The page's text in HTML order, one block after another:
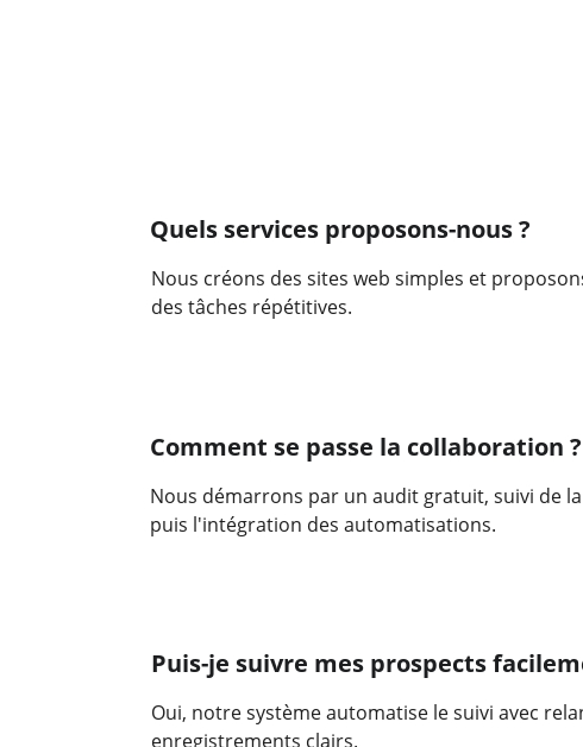
Quels services proposons-nous ?
Nous créons des sites web simples et
des tâches répétitives.
Comment se passe la collaboration ?
Nous démarrons par un audit gratuit, suivi de
puis l'intégration des automatisations.
Puis-je suivre mes prospects
Oui, notre système automatise le suivi avec
enregistrements clairs.